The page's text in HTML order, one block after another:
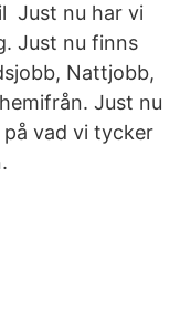
Just nu har vi
Just nu finns
Nattjobb,
Just nu
vad vi tycker